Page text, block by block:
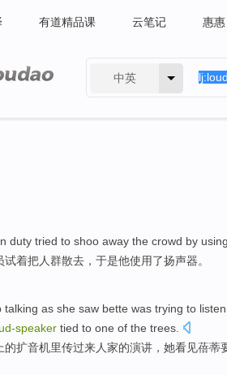
有道精品课 云笔记 惠惠
中英
duty tried to shoo away the crowd by using
试着把人群散去，于是他使用了扬声器。
talking as she saw bette was trying to
speaker tied to one of the trees
上的扩音机里传过来人家的演讲 ， 她看见蓓蒂